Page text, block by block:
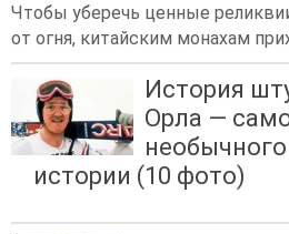
Чтобы уберечь ценные
от огня, китайским монахам
История
Орла —
истории (10 фото)